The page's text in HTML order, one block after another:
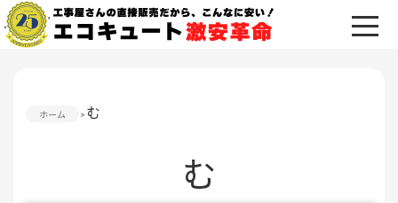
ホーム む
む